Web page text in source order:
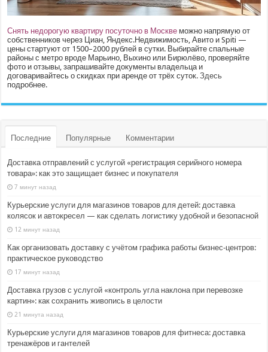
Снять недорогую квартиру посуточно в Москве можно напрямую от
собственников через Циан, Яндекс.Недвижимость, Авито и Spiti —
цены стартуют от 1500–2000 рублей в сутки. Выбирайте спальные
районы с метро вроде Марьино, Выхино или Бирюлёво, проверяйте
фото и отзывы, запрашивайте документы владельца и
договаривайтесь о скидках при аренде от трёх суток.Здесь
подробнее.
Последние Популярные Комментарии
Доставка отправлений с услугой «регистрация серийного номера
товара»: как это защищает бизнес и покупателя
7 минут назад
Курьерские услуги для магазинов товаров для детей: доставка
колясок и автокресел — как сделать логистику удобной и безопасной
12 минут назад
Как организовать доставку с учётом графика работы бизнес‑центров:
практическое руководство
17 минут назад
Доставка грузов с услугой «контроль угла наклона при перевозке
картин»: как сохранить живопись в целости
21 минута назад
Курьерские услуги для магазинов товаров для фитнеса: доставка
тренажёров и гантелей